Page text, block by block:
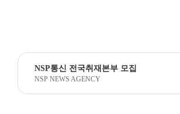
NSP통신 전국취재본부 모집
NSP NEWS AGENCY